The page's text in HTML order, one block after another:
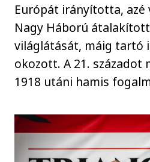
Európát irányította, azé
Nagy Háború
világlátását, máig tartó
okozott. A 21. századot
1918 utáni hamis